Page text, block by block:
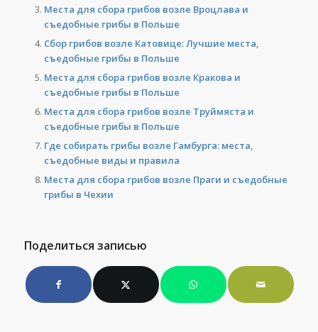
Места для сбора грибов возле Вроцлава и
съедобные грибы в Польше
Сбор грибов возле Катовице: Лучшие места,
съедобные грибы в Польше
Места для сбора грибов возле Кракова и
съедобные грибы в Польше
Места для сбора грибов возле Труймяста и
съедобные грибы в Польше
Где собирать грибы возле Гамбурга: места,
съедобные виды и правила
Места для сбора грибов возле Праги и съедобные
грибы в Чехии
Поделиться записью